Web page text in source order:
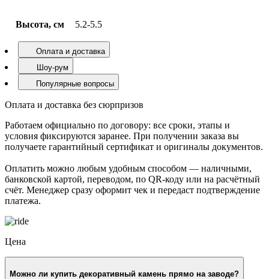
Высота, см 5.2-5.5
Оплата и доставка
Шоу-рум
Популярные вопросы
Оплата и доставка без сюрпризов
Работаем официально по договору: все сроки, этапы и
условия фиксируются заранее. При получении заказа вы
получаете гарантийный сертификат и оригиналы документов.
Оплатить можно любым удобным способом — наличными,
банковской картой, переводом, по QR-коду или на расчётный
счёт. Менеджер сразу оформит чек и передаст подтверждение
платежа.
Цена
Можно ли купить декоративный камень прямо на заводе?